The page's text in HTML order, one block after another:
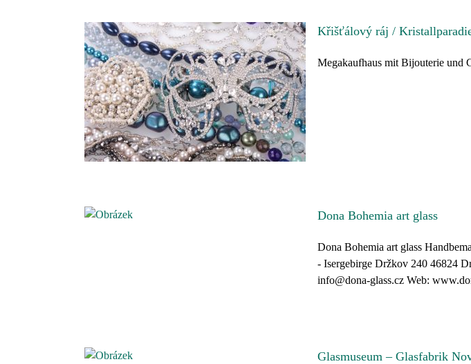
Křišťálový ráj /
Megakaufhaus mit Bijouterie und
Dona Bohemia art glass
Dona Bohemia art glass
- Isergebirge Držkov 240 46824
info@dona-glass.cz Web:
Glasmuseum – Glasfabrik